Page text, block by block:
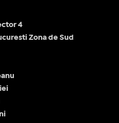
4
Zona de Sud